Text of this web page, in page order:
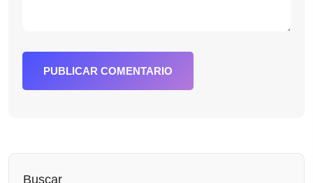
PUBLICAR COMENTARIO
Buscar